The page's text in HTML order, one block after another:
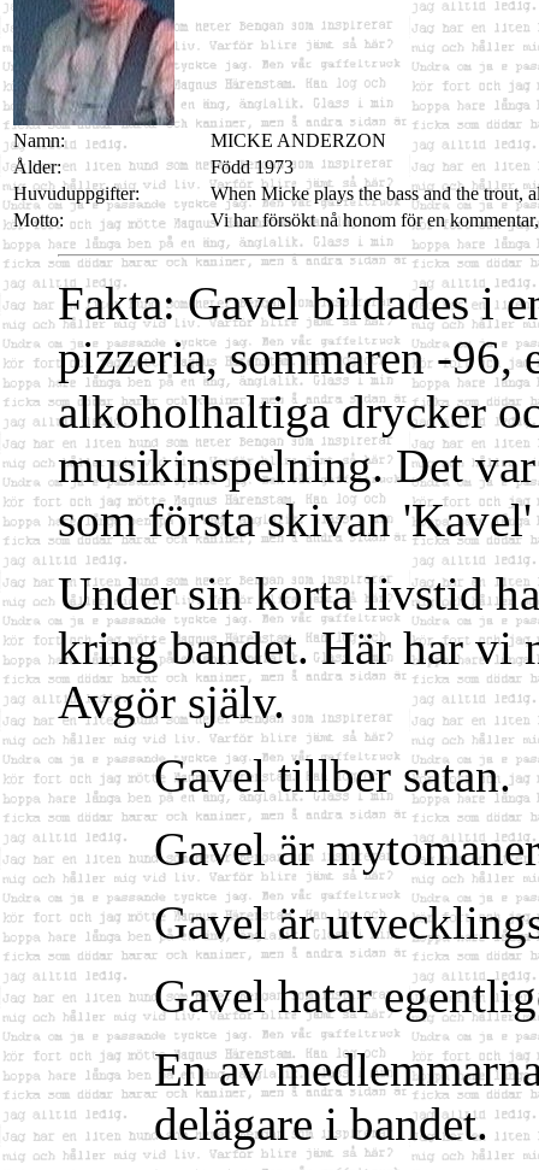
Namn:
MICKE ANDERZON
Ålder:
Född 1973
Huvuduppgifter:
When Micke plays the bass and the trout,
Motto:
Vi har försökt nå honom för en
Fakta: Gavel bildades i
pizzeria, sommaren -
alkoholhaltiga drycker
musikinspelning. Det
som första skivan
Under sin korta livstid
kring bandet. Här har vi
Avgör själv.
Gavel tillber satan.
Gavel är
Gavel är
Gavel hatar
En av
delägare i bandet.